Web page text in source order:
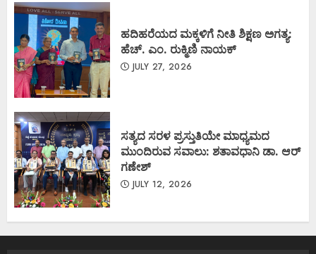
ಹದಿಹರೆಯದ ಮಕ್ಕಳಿಗೆ ನೀತಿ ಶಿಕ್ಷಣ ಅಗತ್ಯ:
ಹೆಚ್. ಎಂ. ರುಕ್ಮಿಣಿ ನಾಯಕ್
JULY 27, 2026
ಸತ್ಯದ ಸರಳ ಪ್ರಸ್ತುತಿಯೇ ಮಾಧ್ಯಮದ
ಮುಂದಿರುವ ಸವಾಲು: ಶತಾವಧಾನಿ ಡಾ. ಆರ್
ಗಣೇಶ್
JULY 12, 2026